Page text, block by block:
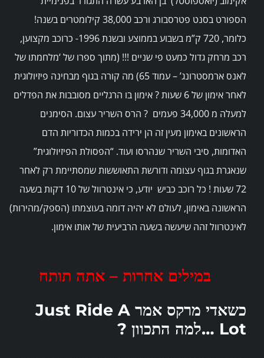
הספורט בסנט פטרסבורג ורכב 38,000 קילומטרים בשנה!
כלומר, 720 ק”מ בשבוע בממוצע ובשנת 1996- כרוכב מקצוען,
רכב מרחק גדול כמעט פי שניים !!! (מתוך ספרו של ‘מלחמתו של
לאנס ארמסטרונג’ – עמוד 65) מה קורה בגוף מבחינה פיזיולוגית
לאחר אימון של 6 שעות ? אימון בו הרגליים מסובבות את הפדלים
למעלה מ 34,000 פעמים ? הרס השריר עצום. הסימנים
הראשונים באימון מעין זה הן ירידה בכמות הכדוריות הדם
האדומות, סיבי השריר שנהרסו ועוד. “הפסולת הפיזיולוגית”
שנאגרת בגוף עצומה ודורשת התאוששות שמסתיימת רק לאחר
72 שעות ! כל רוכב כביש יודע, כי אינטרוול של 10 דקות בשעה
הראשונה באימון, לעולם לא יהיה דומה בעוצמתו (הספק/מהירות)
לאינטרוול זהה שיעשה בשעה הרביעית של אותו אימון.
במילים אחרות – אתה תותח
כשאדי מרקס אמר Just Ride A
Lot …למה התכוון ?